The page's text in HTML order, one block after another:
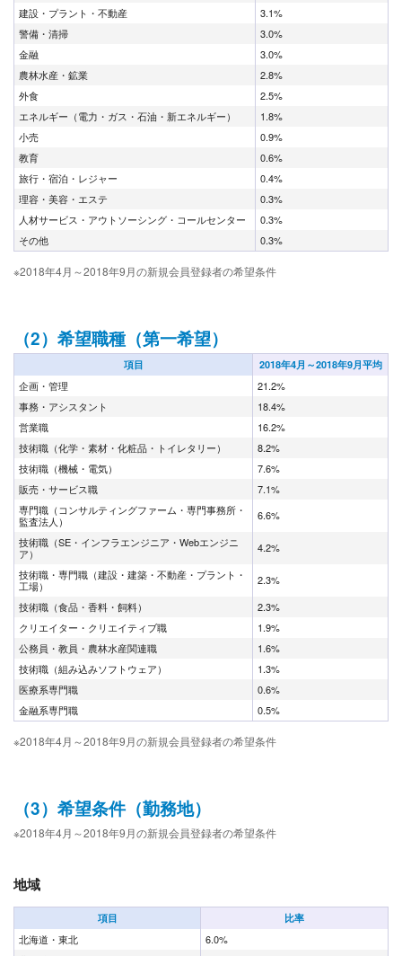
建設・プラント・不動産
3.1%
警備・清掃
3.0%
金融
3.0%
農林水産・鉱業
2.8%
外食
2.5%
エネルギー（電力・ガス・石油・新エネルギー）
1.8%
小売
0.9%
教育
0.6%
旅行・宿泊・レジャー
0.4%
理容・美容・エステ
0.3%
人材サービス・アウトソーシング・コールセンター
0.3%
その他
0.3%
※2018年4月～2018年9月の新規会員登録者の希望条件
（2）希望職種（第一希望）
項目 2018年4月～2018年9月平均
企画・管理
21.2%
事務・アシスタント
18.4%
営業職
16.2%
技術職（化学・素材・化粧品・トイレタリー）
8.2%
技術職（機械・電気）
7.6%
販売・サービス職
7.1%
専門職（コンサルティングファーム・専門事務所・
監査法人）
6.6%
技術職（SE・インフラエンジニア・Webエンジニ
ア）
4.2%
技術職・専門職（建設・建築・不動産・プラント・
工場）
2.3%
技術職（食品・香料・飼料）
2.3%
クリエイター・クリエイティブ職
1.9%
公務員・教員・農林水産関連職
1.6%
技術職（組み込みソフトウェア）
1.3%
医療系専門職
0.6%
金融系専門職
0.5%
※2018年4月～2018年9月の新規会員登録者の希望条件
（3）希望条件（勤務地）
※2018年4月～2018年9月の新規会員登録者の希望条件
地域
項目 比率
北海道・東北
6.0%